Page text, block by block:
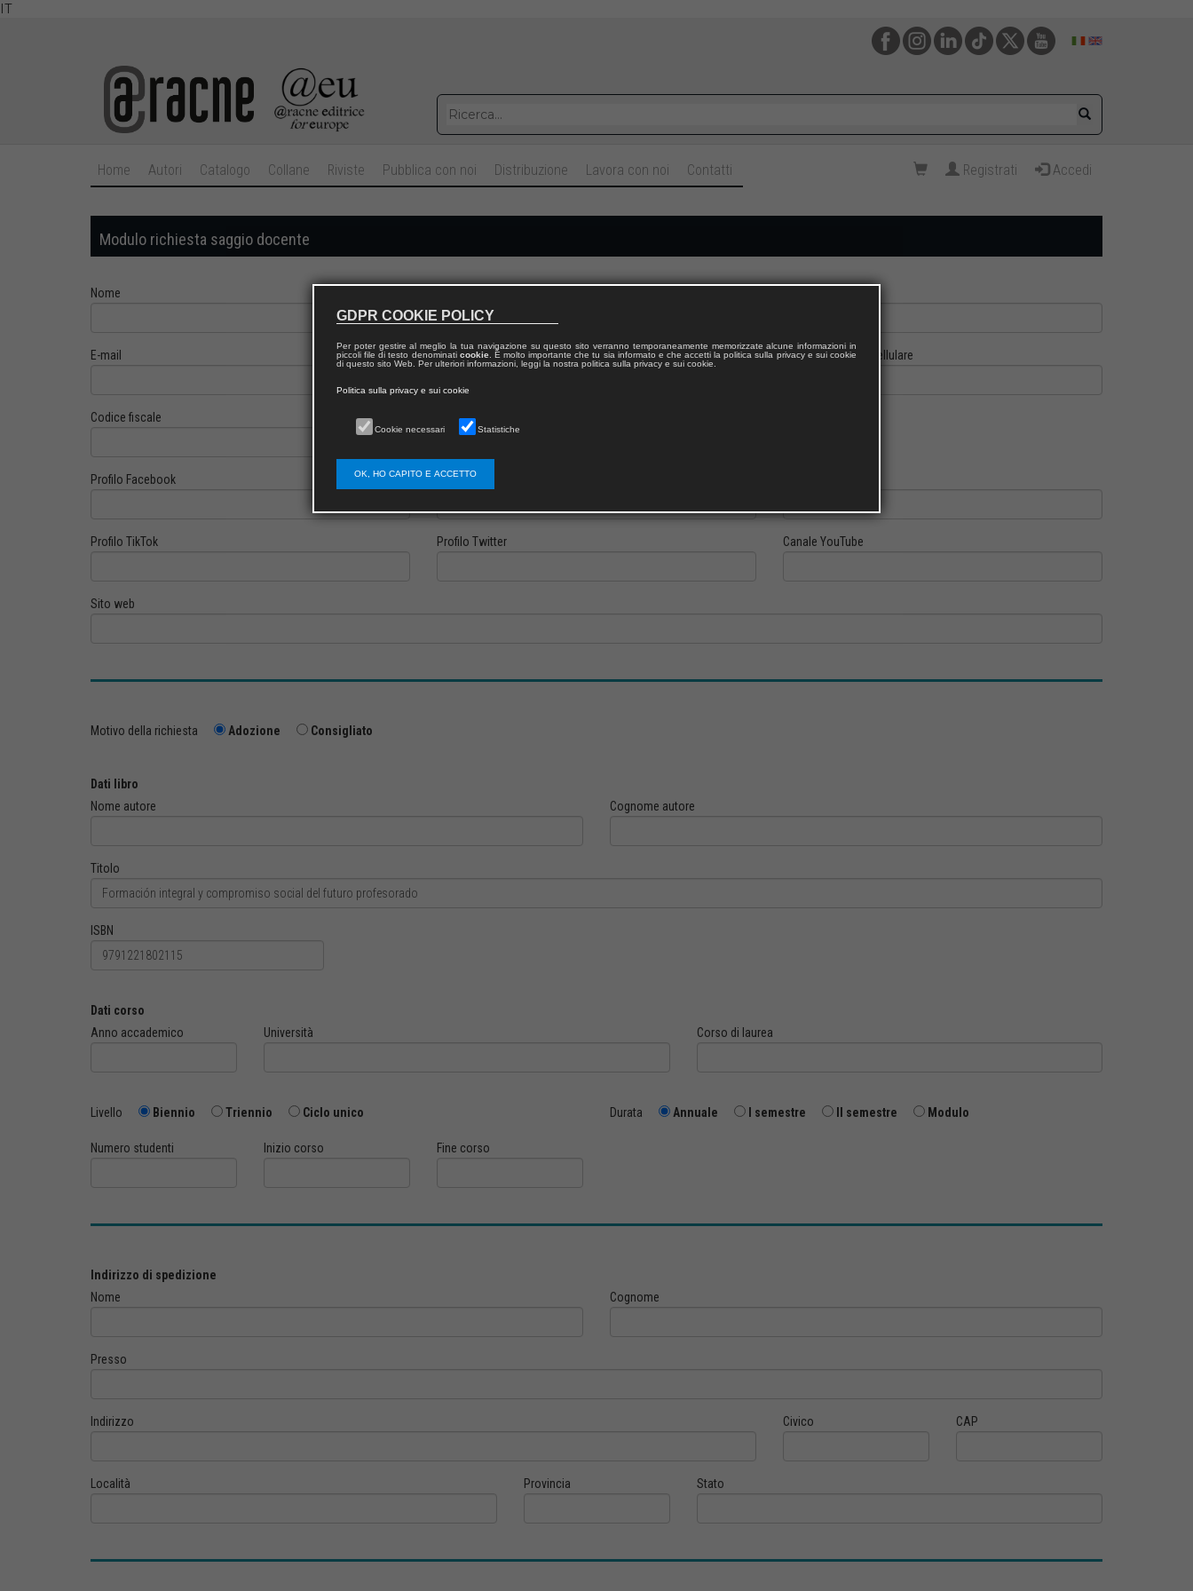
IT
Home Autori Catalogo Collane Riviste Pubblica con noi Distribuzione Lavora con noi Contatti Registrati Accedi
Modulo richiesta saggio docente
Nome
E-mail Telefono fisso Cellulare
Codice fiscale
Profilo Facebook Profilo Instagram
Profilo TikTok Profilo Twitter Canale YouTube
Sito web
Motivo della richiesta Adozione Consigliato
Dati libro
Nome autore
Cognome autore
Titolo
ISBN
Dati corso
Anno accademico
Università Corso di laurea
Livello Biennio Triennio Ciclo unico Durata Annuale I semestre II semestre Modulo
Numero studenti Inizio corso Fine corso
Indirizzo di spedizione
Nome
Cognome
Presso
Indirizzo Civico CAP
Località Provincia Stato
GDPR COOKIE POLICY
Per poter gestire al meglio la tua navigazione su questo sito verranno temporaneamente memorizzate alcune informazioni in
piccoli file di testo denominati cookie. È molto importante che tu sia informato e che accetti la politica sulla privacy e sui cookie
di questo sito Web. Per ulteriori informazioni, leggi la nostra politica sulla privacy e sui cookie.
Politica sulla privacy e sui cookie
Cookie necessari Statistiche
OK, HO CAPITO E ACCETTO